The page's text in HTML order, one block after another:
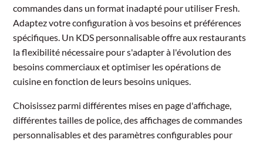
commandes dans un format inadapté pour utiliser Fresh.
Adaptez votre configuration à vos besoins et préférences
spécifiques. Un KDS personnalisable offre aux restaurants
la flexibilité nécessaire pour s'adapter à l'évolution des
besoins commerciaux et optimiser les opérations de
cuisine en fonction de leurs besoins uniques.
Choisissez parmi différentes mises en page d'affichage,
différentes tailles de police, des affichages de commandes
personnalisables et des paramètres configurables pour